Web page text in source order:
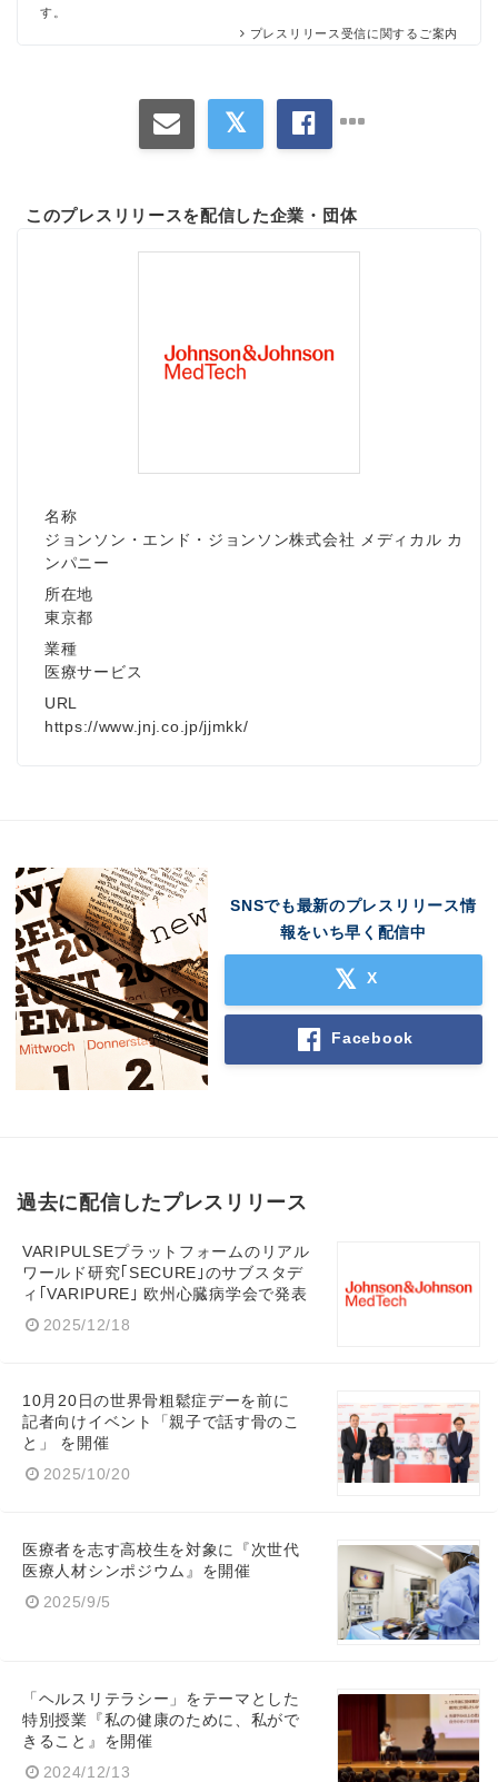
す。
プレスリリース受信に関するご案内
このプレスリリースを配信した企業・団体
名称
ジョンソン・エンド・ジョンソン株式会社 メディカル カ
ンパニー
所在地
東京都
業種
医療サービス
URL
https://www.jnj.co.jp/jjmkk/
SNSでも最新のプレスリリース情
報をいち早く配信中
X
Facebook
過去に配信したプレスリリース
VARIPULSEプラットフォームのリアル
ワールド研究｢SECURE｣のサブスタデ
ィ｢VARIPURE｣ 欧州心臓病学会で発表
2025/12/18
10月20日の世界骨粗鬆症デーを前に
記者向けイベント「親子で話す骨のこ
と」 を開催
2025/10/20
医療者を志す高校生を対象に『次世代
医療人材シンポジウム』を開催
2025/9/5
「ヘルスリテラシー」をテーマとした
特別授業『私の健康のために、私がで
きること』を開催
2024/12/13